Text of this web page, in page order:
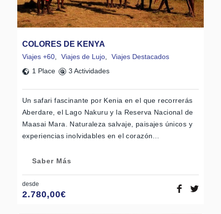
COLORES DE KENYA
Viajes +60, Viajes de Lujo,
Viajes Destacados
1 Place
3 Actividades
Un safari fascinante por Kenia en el que recorrerás
Aberdare, el Lago Nakuru y la Reserva Nacional de
Maasai Mara. Naturaleza salvaje, paisajes únicos y
experiencias inolvidables en el corazón…
Saber Más
desde
2.780,00€